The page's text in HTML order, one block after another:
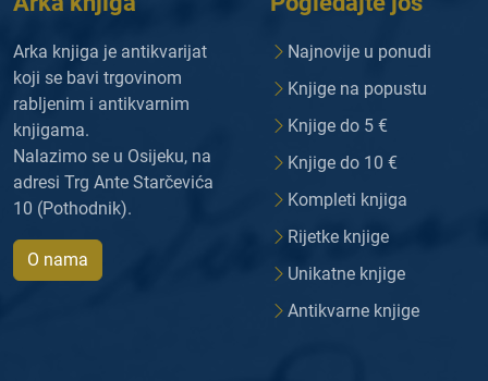
Arka knjiga je antikvarijat
koji se bavi trgovinom
rabljenim i antikvarnim
knjigama.
Nalazimo se u Osijeku, na
adresi Trg Ante Starčevića
10 (Pothodnik).
O nama
Najnovije u ponudi
Knjige na popustu
Knjige do 5 €
Knjige do 10 €
Kompleti knjiga
Rijetke knjige
Unikatne knjige
Antikvarne knjige